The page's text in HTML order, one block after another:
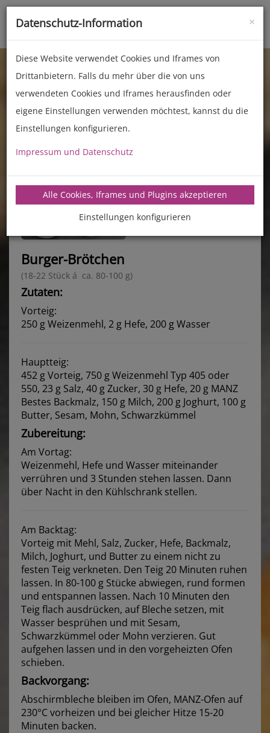
Toggle
Burger-Brötchen
(18-22 Stück á ca. 80-100 g)
Zutaten:
Vorteig:
250 g Weizenmehl, 2 g Hefe, 200 g Wasser
Hauptteig:
452 g Vorteig, 750 g Weizenmehl Typ 405 oder
550, 23 g Salz, 40 g Zucker, 30 g Hefe, 20 g MANZ
Bestes Backmalz, 150 g Milch, 200 g Joghurt, 100 g
Butter, Sesam, Mohn, Schwarzkümmel
Zubereitung:
Am Vortag:
Weizenmehl, Hefe und Wasser miteinander
verrühren und 3 Stunden stehen lassen. Dann
über Nacht in den Kühlschrank stellen.
Am Backtag:
Vorteig mit Mehl, Salz, Zucker, Hefe, Backmalz,
Milch, Joghurt, und Butter zu einem nicht zu
festen Teig verkneten. Den Teig 20 Minuten ruhen
lassen. In 80-100 g Stücke abwiegen, rund formen
und entspannen lassen. Nach 10 Minuten den
Teig flach ausdrücken, auf Bleche setzen, mit
Wasser besprühen und mit Sesam,
Schwarzkümmel oder Mohn verzieren. Gut
aufgehen lassen und in den vorgeheizten Ofen
schieben.
Backvorgang:
Abschirmbleche bleiben im Ofen, MANZ-Ofen auf
230°C vorheizen und bei gleicher Hitze 15-20
Minuten backen.
×
Datenschutz-Information
Diese Website verwendet Cookies und Iframes von
Drittanbietern. Falls du mehr über die von uns
verwendeten Cookies und Iframes herausfinden oder
eigene Einstellungen verwenden möchtest, kannst du die
Einstellungen konfigurieren.
Impressum und Datenschutz
Alle Cookies, Iframes und Plugins akzeptieren
Einstellungen konfigurieren